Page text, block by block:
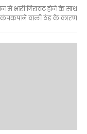
में भारी गिरावट होने के साथ
कंपकपाने वाली ठंड के कारण…